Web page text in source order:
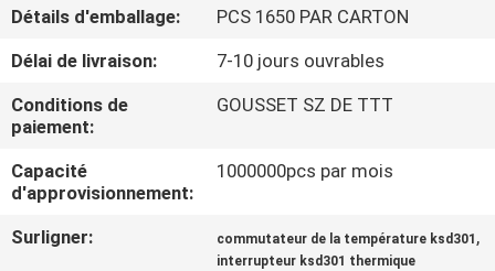
VISITE
D'USINE
CONTRÔLE
DE
LA
QUALITÉ
Détails d'emballage:
PCS 1650 PAR CARTON
Délai de livraison:
7-10 jours ouvrables
Conditions de
paiement:
GOUSSET SZ DE TTT
Capacité
d'approvisionnement:
1000000pcs par mois
Surligner: commutateur de la température ksd301 ,
interrupteur ksd301 thermique